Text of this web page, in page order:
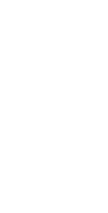
への提供の停
えで、合理的
305
0948